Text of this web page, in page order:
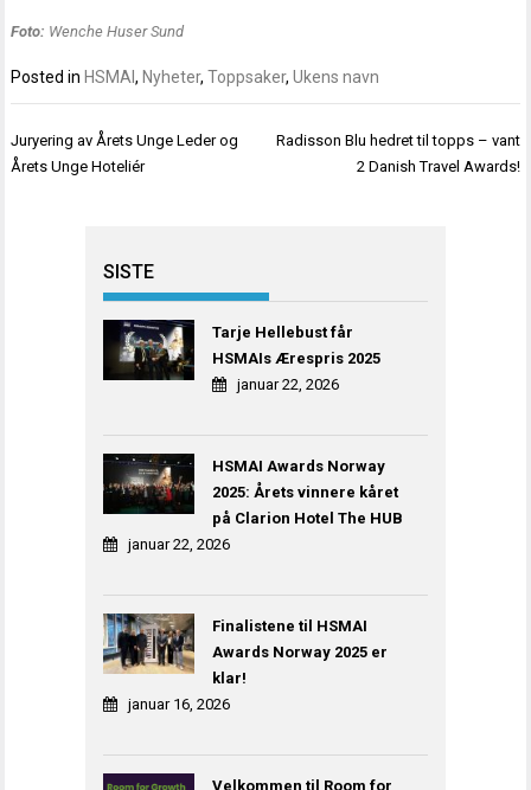
Foto: Wenche Huser Sund
Posted in HSMAI, Nyheter,Toppsaker,Ukens navn
Innleggsnavigasjon
Juryering av Årets Unge Leder og
Årets Unge Hoteliér
Radisson Blu hedret til topps – vant
2 Danish Travel Awards!
SISTE
Tarje Hellebust får
HSMAIs Ærespris 2025
januar 22, 2026
HSMAI Awards Norway
2025: Årets vinnere kåret
på Clarion Hotel The HUB
januar 22, 2026
Finalistene til HSMAI
Awards Norway 2025 er
klar!
januar 16, 2026
Velkommen til Room for